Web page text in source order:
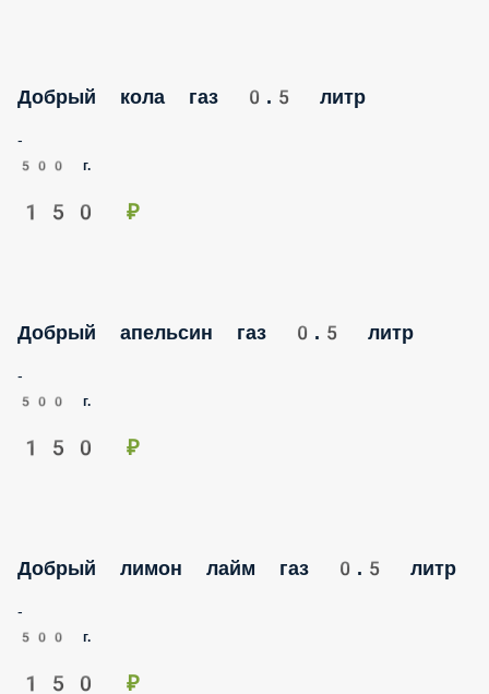
Добрый кола газ 0.5 литр
-
500 г.
150 ₽
Добрый апельсин газ 0.5 литр
-
500 г.
150 ₽
Добрый лимон лайм газ 0.5 литр
500 г.
150 ₽